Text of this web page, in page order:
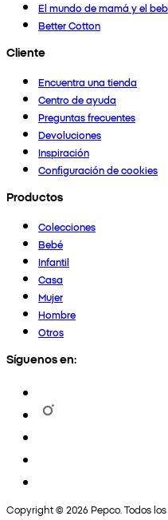
El mundo de mamá y el
Better Cotton
Cliente
Encuentra una tienda
Centro de ayuda
Preguntas frecuentes
Devoluciones
Inspiración
Configuración de cookies
Productos
Colecciones
Bebé
Infantil
Casa
Mujer
Hombre
Otros
Síguenos en:
Copyright © 2026 Pepco. Todos